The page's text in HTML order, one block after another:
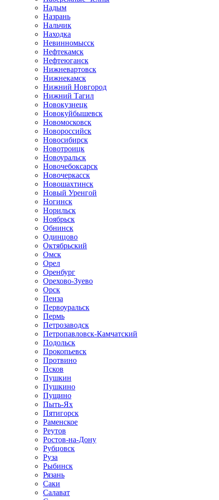
Надым
Назрань
Нальчик
Находка
Невинномысск
Нефтекамск
Нефтеюганск
Нижневартовск
Нижнекамск
Нижний Новгород
Нижний Тагил
Новокузнецк
Новокуйбышевск
Новомосковск
Новороссийск
Новосибирск
Новотроицк
Новоуральск
Новочебоксарск
Новочеркасск
Новошахтинск
Новый Уренгой
Ногинск
Норильск
Ноябрьск
Обнинск
Одинцово
Октябрьский
Омск
Орел
Оренбург
Орехово-Зуево
Орск
Пенза
Первоуральск
Пермь
Петрозаводск
Петропавловск-Камчатский
Подольск
Прокопьевск
Протвино
Псков
Пушкин
Пушкино
Пущино
Пыть-Ях
Пятигорск
Раменское
Реутов
Ростов-на-Дону
Рубцовск
Руза
Рыбинск
Рязань
Саки
Салават